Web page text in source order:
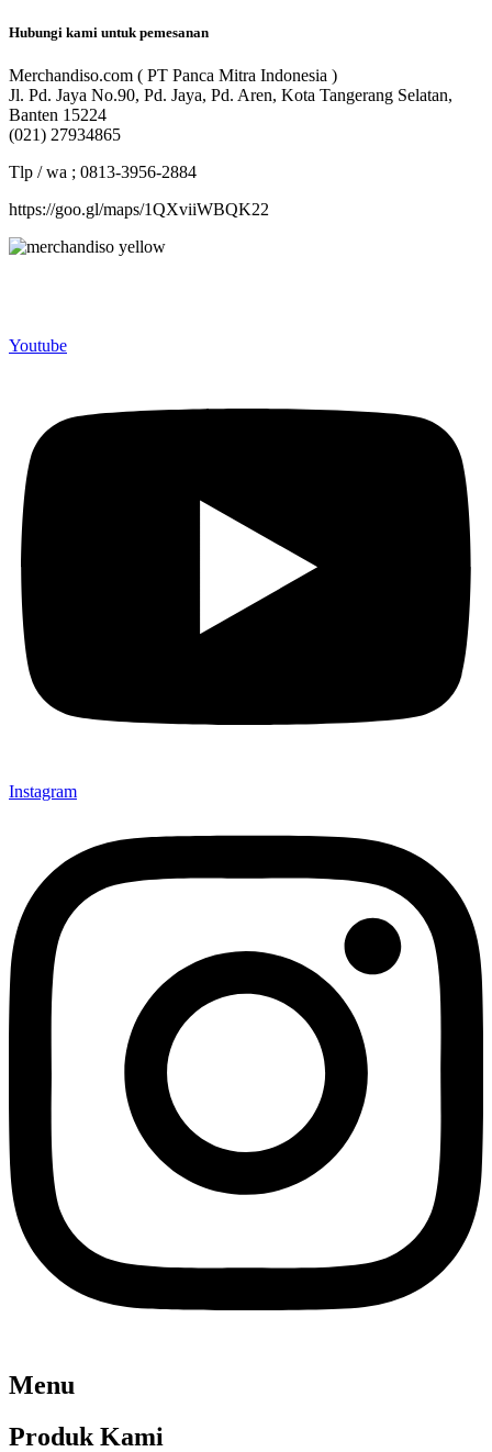
Hubungi kami untuk pemesanan
Merchandiso.com ( PT Panca Mitra Indonesia )
Jl. Pd. Jaya No.90, Pd. Jaya, Pd. Aren, Kota Tangerang Selatan,
Banten 15224
(021) 27934865
Tlp / wa ; 0813-3956-2884
https://goo.gl/maps/1QXviiWBQK22
Youtube
Instagram
Menu
Produk Kami